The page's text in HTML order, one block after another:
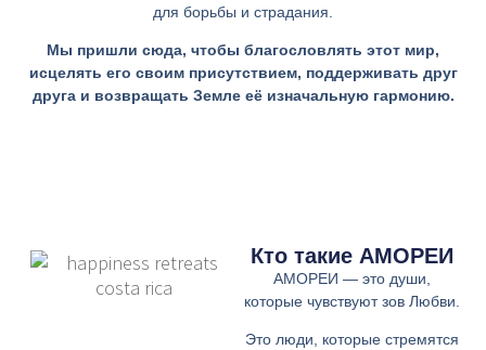
для борьбы и страдания.
Мы пришли сюда, чтобы благословлять этот мир,
исцелять его своим присутствием, поддерживать друг
друга и возвращать Земле её изначальную гармонию.
Кто такие АМОРЕИ
АМОРЕИ — это души,
которые чувствуют зов Любви.
Это люди, которые стремятся